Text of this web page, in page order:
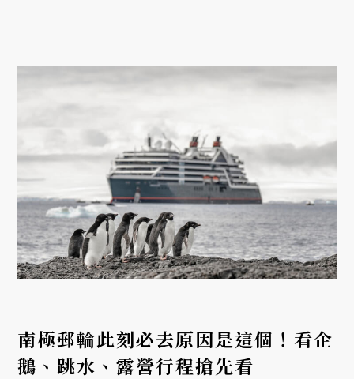
南極郵輪此刻必去原因是這個！看企
鵝、跳水、露營行程搶先看